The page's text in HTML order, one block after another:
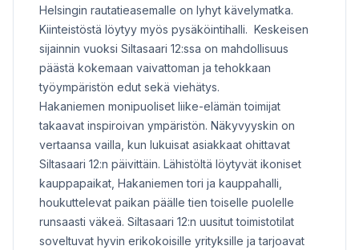
Helsingin rautatieasemalle on lyhyt kävelymatka.
Kiinteistöstä löytyy myös pysäköintihalli. Keskeisen
sijainnin vuoksi Siltasaari 12:ssa on mahdollisuus
päästä kokemaan vaivattoman ja tehokkaan
työympäristön edut sekä viehätys.
Hakaniemen monipuoliset liike-elämän toimijat
takaavat inspiroivan ympäristön. Näkyvyyskin on
vertaansa vailla, kun lukuisat asiakkaat ohittavat
Siltasaari 12:n päivittäin. Lähistöltä löytyvät ikoniset
kauppapaikat, Hakaniemen tori ja kauppahalli,
houkuttelevat paikan päälle tien toiselle puolelle
runsaasti väkeä. Siltasaari 12:n uusitut toimistotilat
soveltuvat hyvin erikokoisille yrityksille ja tarjoavat